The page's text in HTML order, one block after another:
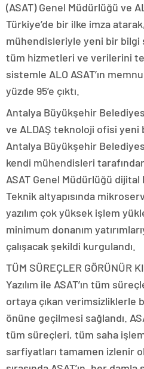
(ASAT) Genel Müdürlüğü ve
Türkiye’de bir ilke imza
mühendisleriyle yeni bir bilgi
tüm hizmetleri ve verilerini
sistemle ALO ASAT’ın
yüzde 95’e çıktı.
Antalya Büyükşehir
ve ALDAŞ teknoloji ofisi yeni
Antalya Büyükşehir
kendi mühendisleri
ASAT Genel Müdürlüğü
Teknik altyapısında
yazılım çok yüksek işlem
minimum donanım
çalışacak şekildi kurgulandı.
TÜM SÜREÇLER GÖRÜNÜR
Yazılım ile ASAT’ın tüm
ortaya çıkan verimsizliklerle
önüne geçilmesi sağlandı.
tüm süreçleri, tüm saha
sarfiyatları tamamen izlenir